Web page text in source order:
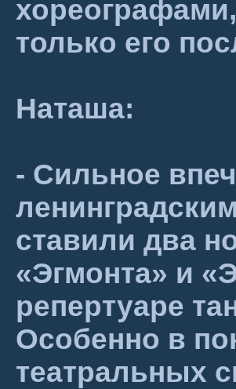
только его
Наташа:
- Сильное
ставили два
«Эгмонта» и
репертуаре
Особенно в
театральных